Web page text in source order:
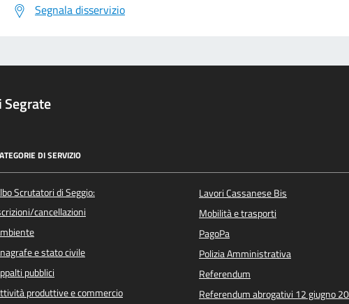
Segnala disservizio
Segrate
DI SERVIZIO
Scrutatori di Seggio:
cancellazioni
e stato civile
pubblici
produttive e commercio
Lavori Cassanese Bis
Mobilità e trasporti
PagoPa
Polizia Amministrativa
Referendum
Referendum abrogativi 12 giugno